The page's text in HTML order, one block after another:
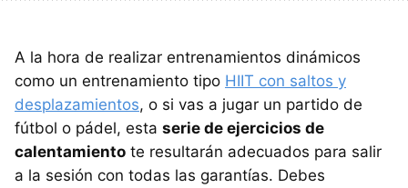
A la hora de realizar entrenamientos dinámicos
como un entrenamiento tipo HIIT con saltos y
desplazamientos, o si vas a jugar un partido de
fútbol o pádel, esta serie de ejercicios de
calentamiento te resultarán adecuados para salir
a la sesión con todas las garantías. Debes